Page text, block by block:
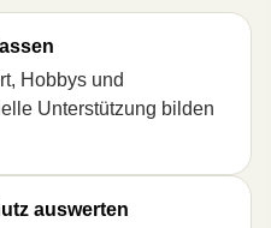
Hobbys und
Unterstützung bilden
auswerten